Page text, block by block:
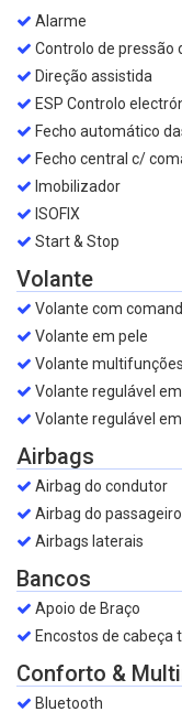
Alarme
Controlo de pressão
Direção assistida
ESP Controlo
Fecho automático
Fecho central c/
Imobilizador
ISOFIX
Start & Stop
Volante
Volante com
Volante em pele
Volante multifunções
Volante regulável
Volante regulável
Airbags
Airbag do condutor
Airbag do passageiro
Airbags laterais
Bancos
Apoio de Braço
Encostos de cabeça
Conforto &
Bluetooth